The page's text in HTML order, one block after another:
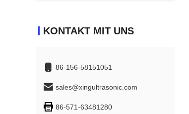
KONTAKT MIT UNS
86-156-58151051
sales@xingultrasonic.com
86-571-63481280